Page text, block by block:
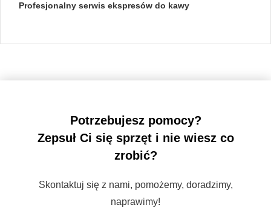
Profesjonalny serwis ekspresów do kawy
Potrzebujesz pomocy?
Zepsuł Ci się sprzęt i nie wiesz co
zrobić?
Skontaktuj się z nami, pomożemy, doradzimy,
naprawimy!